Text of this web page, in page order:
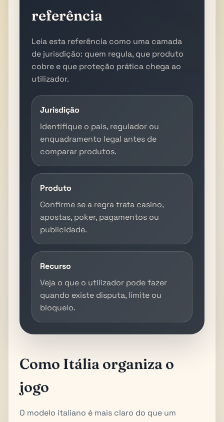
referência
Leia esta referência como uma camada
de jurisdição: quem regula, que produto
cobre e que proteção prática chega ao
utilizador.
Jurisdição
Identifique o país, regulador ou
enquadramento legal antes de
comparar produtos.
Produto
Confirme se a regra trata casino,
apostas, poker, pagamentos ou
publicidade.
Recurso
Veja o que o utilizador pode fazer
quando existe disputa, limite ou
bloqueio.
Como Itália organiza o
jogo
O modelo italiano é mais claro do que um